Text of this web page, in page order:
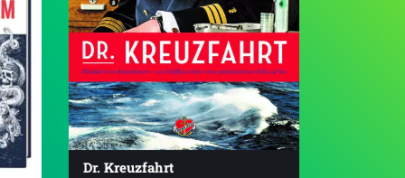
Dr. Kreuzfahrt